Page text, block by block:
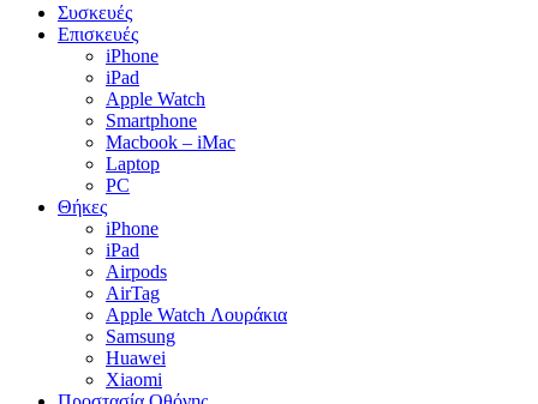
Close
Menu
Συσκευές
Επισκευές
iPhone
iPad
Apple Watch
Smartphone
Macbook – iMac
Laptop
PC
Θήκες
iPhone
iPad
Airpods
AirTag
Apple Watch Λουράκια
Samsung
Huawei
Xiaomi